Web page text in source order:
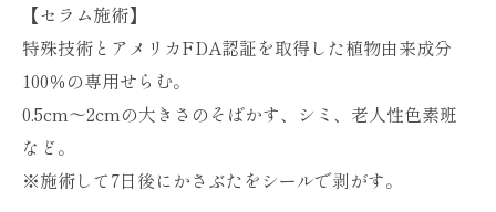
【セラム施術】
特殊技術とアメリカFDA認証を取得した植物由来成分
100％の専用せらむ。
0.5cm～2cmの大きさのそばかす、シミ、老人性色素班
など。
※施術して7日後にかさぶたをシールで剥がす。